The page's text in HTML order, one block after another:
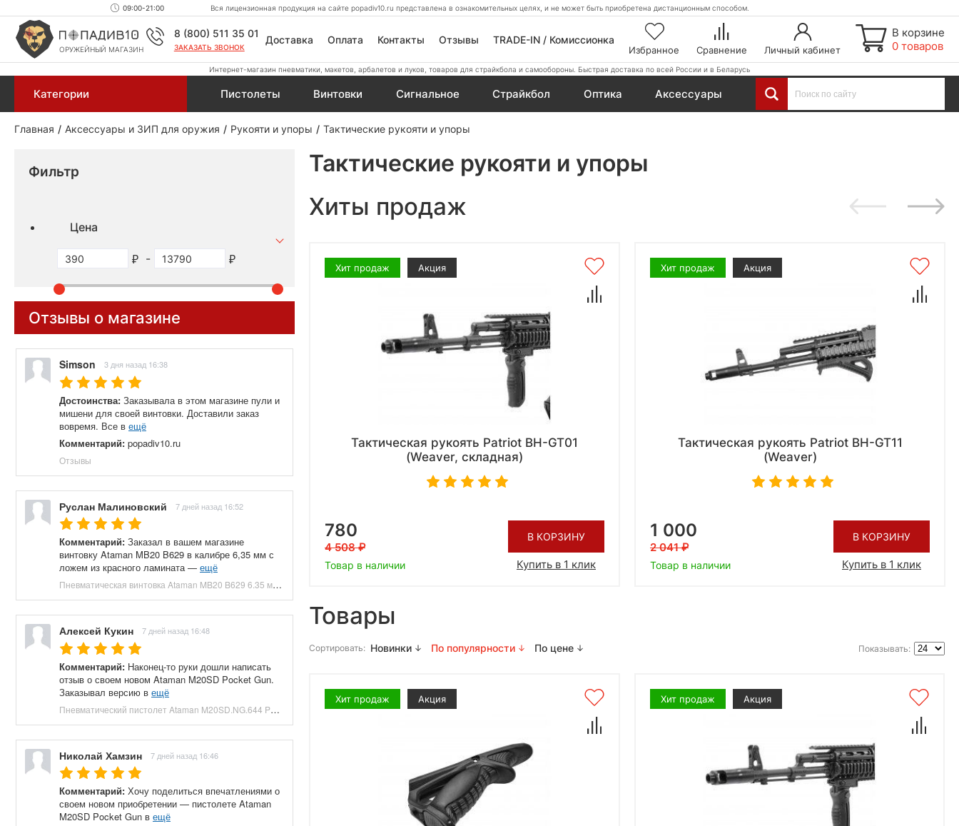
09:00-21:00 Вся лицензионная продукция на сайте popadiv10.ru представлена в ознакомительных целях, и не может быть приобретена дистанционным способом.
ОРУЖЕЙНЫЙ МАГАЗИН
8 (800) 511 35 01
ЗАКАЗАТЬ ЗВОНОК
Доставка Оплата Контакты Отзывы TRADE-IN / Комиссионка
Избранное Сравнение Личный кабинет
В корзине
0 товаров
Интернет-магазин пневматики, макетов, арбалетов и луков, товаров для страйкбола и самообороны. Быстрая доставка по всей России и в Беларусь
Категории Пистолеты Винтовки Сигнальное Страйкбол Оптика Аксессуары
Главная Аксессуары и ЗИП для оружия Рукояти и упоры Тактические рукояти и упоры
Фильтр
Цена
-
Отзывы о магазине
Simson 3 дня назад 16:38
Достоинства: Заказывала в этом магазине пули и
мишени для своей винтовки. Доставили заказ
вовремя. Все в ещё
Комментарий: popadiv10.ru
Отзывы
Руслан Малиновский 7 дней назад 16:52
Комментарий: Заказал в вашем магазине
винтовку Ataman MB20 B629 в калибре 6,35 мм с
ложем из красного ламината — ещё
Пневматическая винтовка Ataman MB20 B629 6.35 мм (редуктор, под полнотел, колба, красный ламинат) купить в Москве и СПБ, цена 153100 руб. Доставка по РФ!
Алексей Кукин 7 дней назад 16:48
Комментарий: Наконец-то руки дошли написать
отзыв о своем новом Ataman M20SD Pocket Gun.
Заказывал версию в ещё
Пневматический пистолет Ataman M20SD.NG.644 Pocket Gun 6.35 мм (приклад, полнотел, бук, зеленый) купить в Москве и СПБ, цена 130000 руб. Доставка по РФ!
Николай Хамзин 7 дней назад 16:46
Комментарий: Хочу поделиться впечатлениями о
своем новом приобретении — пистолете Ataman
M20SD Pocket Gun в ещё
Тактические рукояти и упоры
Хиты продаж
Хит продаж Акция
Тактическая рукоять Patriot BH-GT01
(Weaver, складная)
780
4 508
Товар в наличии
В КОРЗИНУ
Купить в 1 клик
Хит продаж Акция
Тактическая рукоять Patriot BH-GT11
(Weaver)
1 000
2 041
Товар в наличии
В КОРЗИНУ
Купить в 1 клик
Товары
Сортировать: Новинки По популярности По цене Показывать:
Хит продаж Акция Хит продаж Акция